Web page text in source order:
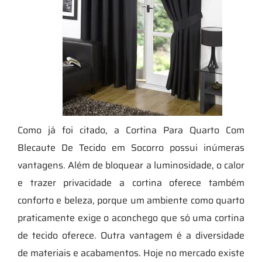
Como já foi citado, a Cortina Para Quarto Com
Blecaute De Tecido em Socorro possui inúmeras
vantagens. Além de bloquear a luminosidade, o calor
e trazer privacidade a cortina oferece também
conforto e beleza, porque um ambiente como quarto
praticamente exige o aconchego que só uma cortina
de tecido oferece. Outra vantagem é a diversidade
de materiais e acabamentos. Hoje no mercado existe